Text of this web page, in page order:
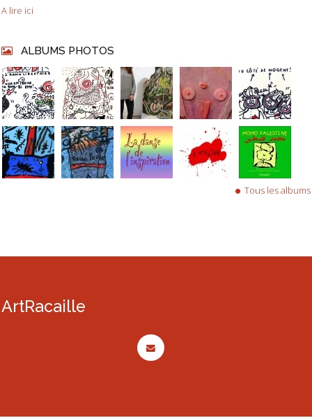
A lire ici
ALBUMS PHOTOS
Tous les albums
ArtRacaille